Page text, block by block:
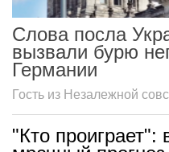
Слова посла
вызвали бурю
Германии
Гость из Незалежной
"Кто